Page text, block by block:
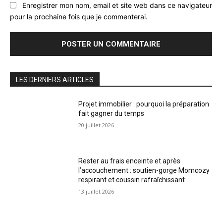
Enregistrer mon nom, email et site web dans ce navigateur
pour la prochaine fois que je commenterai.
LES DERNIERS ARTICLES
Projet immobilier : pourquoi la préparation
fait gagner du temps
20 juillet 2026
Rester au frais enceinte et après
l’accouchement : soutien-gorge Momcozy
respirant et coussin rafraîchissant
13 juillet 2026